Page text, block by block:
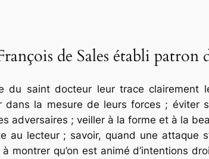
de Sales établi patron
du saint docteur leur trace
dans la mesure de leurs forces ; éviter
adversaires ; veiller à la forme et à la
au lecteur ; savoir, quand une attaque
montrer qu’on est animé d’intentions